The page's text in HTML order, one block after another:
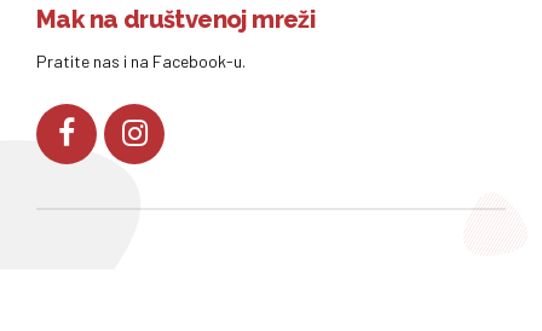
Mak na društvenoj mreži
Pratite nas i na Facebook-u.